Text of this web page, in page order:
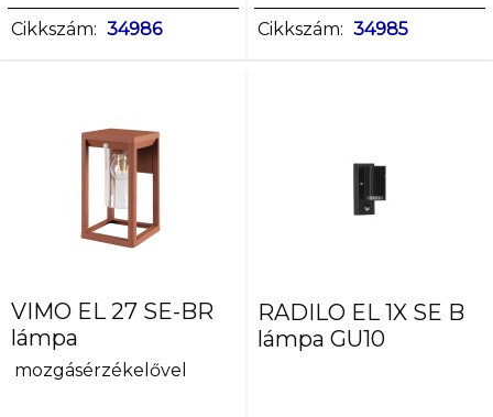
Cikkszám: 34986 Cikkszám: 34985
VIMO EL 27 SE-BR
lámpa
mozgásérzékelővel
RADILO EL 1X SE B
lámpa GU10